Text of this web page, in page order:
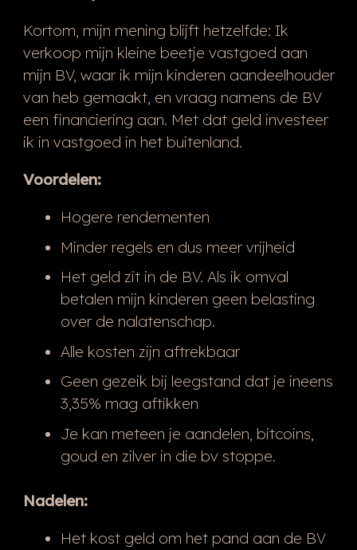
Kortom, mijn mening blijft hetzelfde: Ik
verkoop mijn kleine beetje vastgoed aan
mijn BV, waar ik mijn kinderen aandeelhouder
van heb gemaakt, en vraag namens de BV
een financiering aan. Met dat geld investeer
ik in vastgoed in het buitenland.
Voordelen:
Hogere rendementen
Minder regels en dus meer vrijheid
Het geld zit in de BV. Als ik omval
betalen mijn kinderen geen belasting
over de nalatenschap.
Alle kosten zijn aftrekbaar
Geen gezeik bij leegstand dat je ineens
3,35% mag aftikken
Je kan meteen je aandelen, bitcoins,
goud en zilver in die bv stoppe.
Nadelen:
Het kost geld om het pand aan de BV